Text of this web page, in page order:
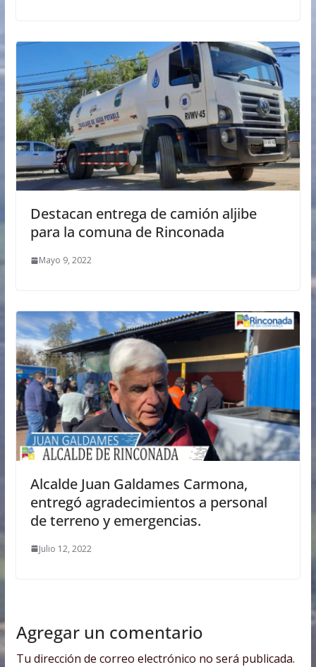
Destacan entrega de camión aljibe
para la comuna de Rinconada
Mayo 9, 2022
Alcalde Juan Galdames Carmona,
entregó agradecimientos a personal
de terreno y emergencias.
Julio 12, 2022
Agregar un comentario
Tu dirección de correo electrónico no será publicada.